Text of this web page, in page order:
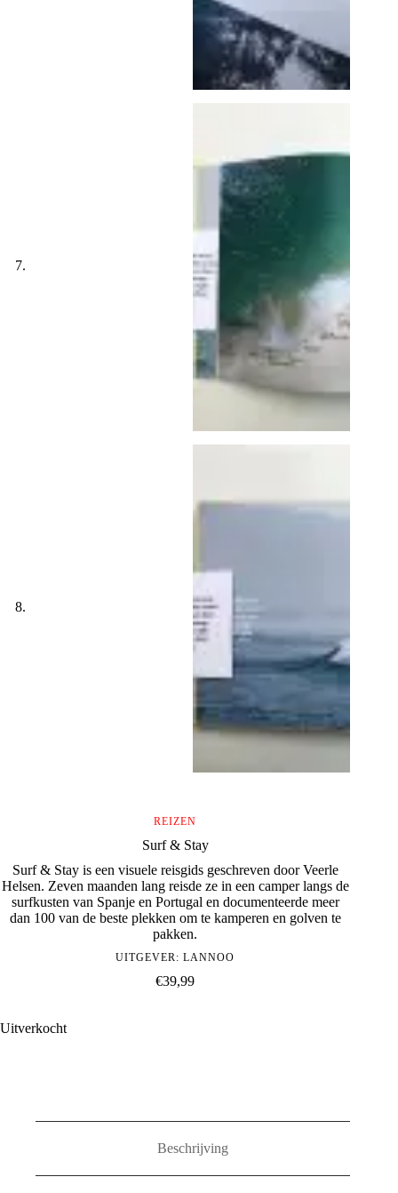
REIZEN
Surf & Stay
Surf & Stay is een visuele reisgids geschreven door Veerle
Helsen. Zeven maanden lang reisde ze in een camper langs de
surfkusten van Spanje en Portugal en documenteerde meer
dan 100 van de beste plekken om te kamperen en golven te
pakken.
UITGEVER:LANNOO
€39,99
Uitverkocht
Beschrijving